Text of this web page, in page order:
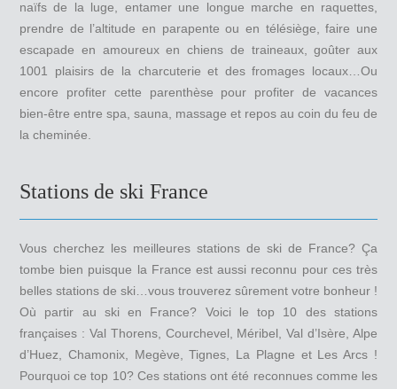
naïfs de la luge, entamer une longue marche en raquettes,
prendre de l’altitude en parapente ou en télésiège, faire une
escapade en amoureux en chiens de traineaux, goûter aux
1001 plaisirs de la charcuterie et des fromages locaux…Ou
encore profiter cette parenthèse pour profiter de vacances
bien-être entre spa, sauna, massage et repos au coin du feu de
la cheminée.
Stations de ski France
Vous cherchez les meilleures stations de ski de France? Ça
tombe bien puisque la France est aussi reconnu pour ces très
belles stations de ski…vous trouverez sûrement votre bonheur !
Où partir au ski en France? Voici le top 10 des stations
françaises : Val Thorens, Courchevel, Méribel, Val d’Isère, Alpe
d’Huez, Chamonix, Megève, Tignes, La Plagne et Les Arcs !
Pourquoi ce top 10? Ces stations ont été reconnues comme les